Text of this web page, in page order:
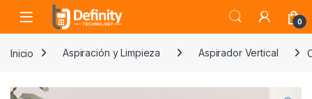
Skip to navigation
Skip to content
Open 0
Inicio Aspiración y Limpieza Aspirador Vertical